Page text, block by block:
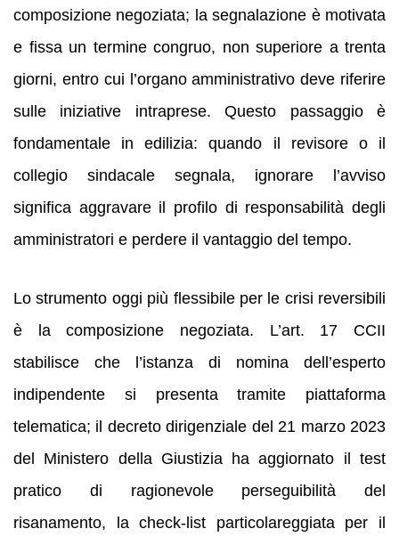
composizione negoziata; la segnalazione è motivata
e fissa un termine congruo, non superiore a trenta
giorni, entro cui l’organo amministrativo deve riferire
sulle iniziative intraprese. Questo passaggio è
fondamentale in edilizia: quando il revisore o il
collegio sindacale segnala, ignorare l’avviso
significa aggravare il profilo di responsabilità degli
amministratori e perdere il vantaggio del tempo.
Lo strumento oggi più flessibile per le crisi reversibili
è la composizione negoziata. L’art. 17 CCII
stabilisce che l’istanza di nomina dell’esperto
indipendente si presenta tramite piattaforma
telematica; il decreto dirigenziale del 21 marzo 2023
del Ministero della Giustizia ha aggiornato il test
pratico di ragionevole perseguibilità del
risanamento, la check-list particolareggiata per il